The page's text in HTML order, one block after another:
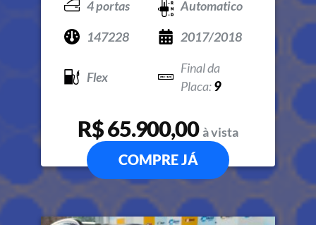
4 portas
Automatico
147228
2017/2018
Flex
9
R$ 65.900,00à vista
COMPRE JÁ